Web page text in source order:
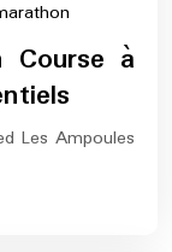
europe-
marathon
Course à
Les Ampoules